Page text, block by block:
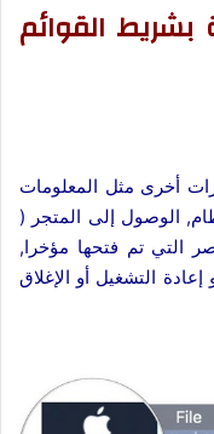
بشريط القوائم
أخرى مثل المعلومات
الوصول إلى المتجر (
التي تم فتحها مؤخرا,
التشغيل أو الإغلاق